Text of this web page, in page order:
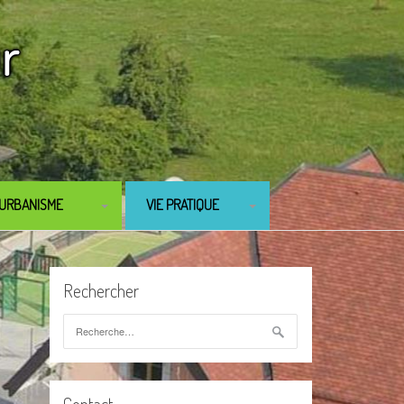
URBANISME
PLU
VIE PRATIQUE
DÉMARCHES
LOCATION DE SALLE
Rechercher